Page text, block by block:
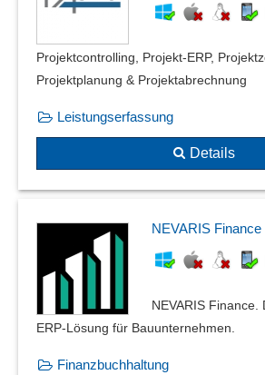
Projektcontrolling, Projekt-ERP,
Projektplanung & Projektabrechnung
Leistungserfassung
Details
NEVARIS Finance
NEVARIS Finance.
ERP-Lösung für Bauunternehmen.
Finanzbuchhaltung